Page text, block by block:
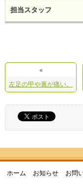
担当スタッフ
«
左足の甲や裏が痛い。
ホーム お知らせ お問